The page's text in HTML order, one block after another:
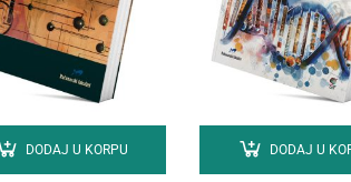
DODAJ U KORPU DODAJ U